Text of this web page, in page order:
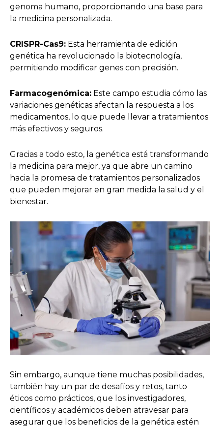
genoma humano, proporcionando una base para
la medicina personalizada.
CRISPR-Cas9: Esta herramienta de edición
genética ha revolucionado la biotecnología,
permitiendo modificar genes con precisión.
Farmacogenómica: Este campo estudia cómo las
variaciones genéticas afectan la respuesta a los
medicamentos, lo que puede llevar a tratamientos
más efectivos y seguros.
Gracias a todo esto, la genética está transformando
la medicina para mejor, ya que abre un camino
hacia la promesa de tratamientos personalizados
que pueden mejorar en gran medida la salud y el
bienestar.
Sin embargo, aunque tiene muchas posibilidades,
también hay un par de desafíos y retos, tanto
éticos como prácticos, que los investigadores,
científicos y académicos deben atravesar para
asegurar que los beneficios de la genética estén